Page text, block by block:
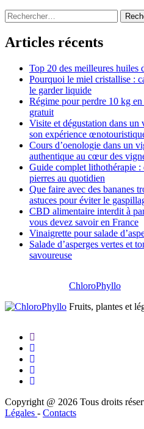
Rechercher :
Articles récents
Top 20 des meilleures huiles
Pourquoi le miel cristallise :
le garder liquide
Régime pour perdre 10 kg
gratuit
Visite et dégustation dans
son expérience
Cours d’oenologie dans un
authentique au cœur des
Guide complet lithothérapie
pierres au quotidien
Que faire avec des bananes
astuces pour éviter le
CBD alimentaire interdit à
vous devez savoir en France
Vinaigrette pour salade
Salade d’asperges vertes et
savoureuse
ChloroPhyllo
Fruits, plantes et
Copyright @ 2026 Tous droits
Légales - Contacts